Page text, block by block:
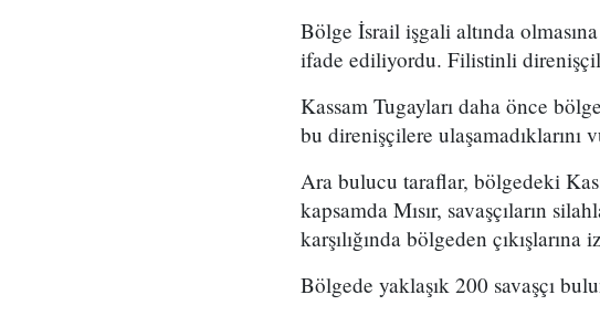
Bölge İsrail işgali altında
ifade ediliyordu. Filistinli
Kassam Tugayları daha önce
bu direnişçilere ulaşamadıklarını
Ara bulucu taraflar, bölgedeki
kapsamda Mısır, savaşçıların
karşılığında bölgeden
Bölgede yaklaşık 200 savaşçı